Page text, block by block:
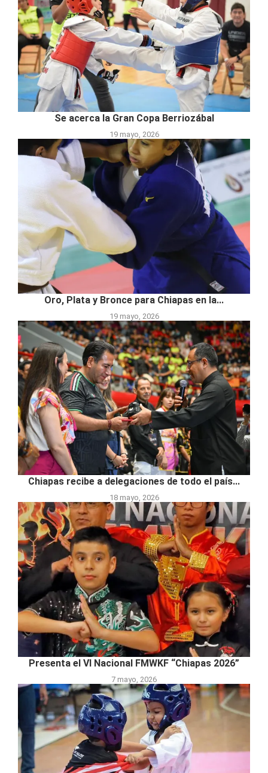
Se acerca la Gran Copa Berriozábal
19 mayo, 2026
Oro, Plata y Bronce para Chiapas en la...
19 mayo, 2026
Chiapas recibe a delegaciones de todo el país...
18 mayo, 2026
Presenta el VI Nacional FMWKF “Chiapas 2026”
7 mayo, 2026